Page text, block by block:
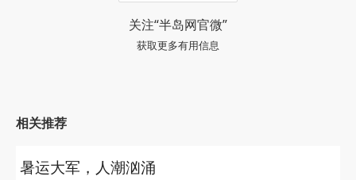
关注“半岛网官微”
获取更多有用信息
相关推荐
暑运大军，人潮汹涌